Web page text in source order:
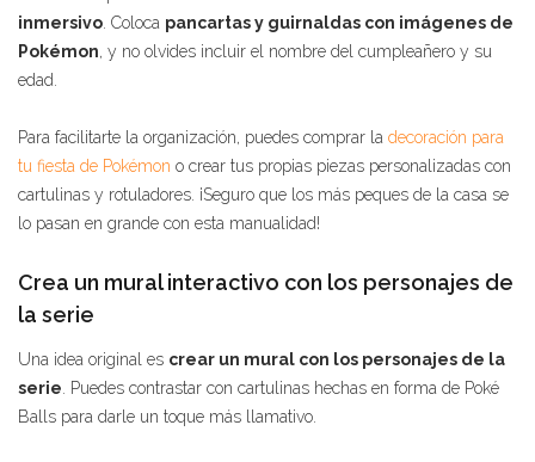
inmersivo . Coloca pancartas y guirnaldas con imágenes de
Pokémon, y no olvides incluir el nombre del cumpleañero y su
edad.
Para facilitarte la organización, puedes comprar la decoración para
tu fiesta de Pokémon o crear tus propias piezas personalizadas con
cartulinas y rotuladores. ¡Seguro que los más peques de la casa se
lo pasan en grande con esta manualidad!
Crea un mural interactivo con los personajes de
la serie
Una idea original es crear un mural con los personajes de la
serie . Puedes contrastar con cartulinas hechas en forma de Poké
Balls para darle un toque más llamativo.